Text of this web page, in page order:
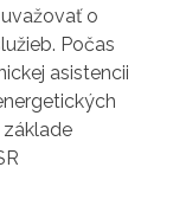
o
Počas
asistencii
základe